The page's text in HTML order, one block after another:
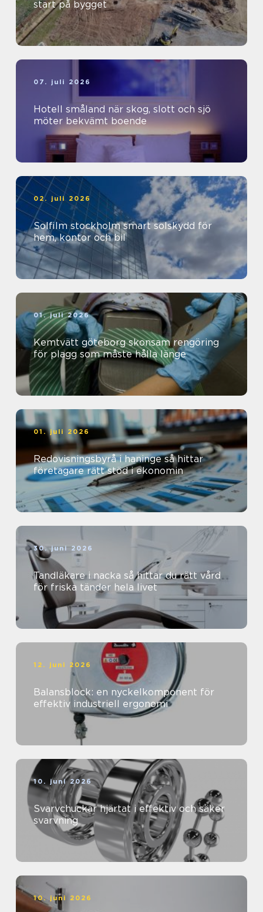
start på bygget
07. juli 2026
Hotell småland när skog, slott och sjö
möter bekvämt boende
02. juli 2026
Solfilm stockholm smart solskydd för
hem, kontor och bil
01. juli 2026
Kemtvätt göteborg skonsam rengöring
för plagg som måste hålla länge
01. juli 2026
Redovisningsbyrå i haninge så hittar
företagare rätt stöd i ekonomin
30. juni 2026
Tandläkare i nacka så hittar du rätt vård
för friska tänder hela livet
12. juni 2026
Balansblock: en nyckelkomponent för
effektiv industriell ergonomi
10. juni 2026
Svarvchuckar hjärtat i effektiv och säker
svarvning
10. juni 2026